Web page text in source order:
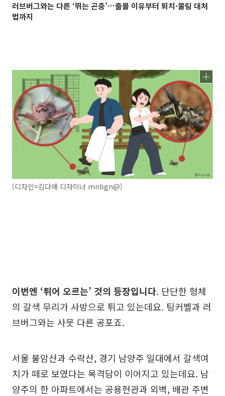
러브버그와는 다른 ‘뛰는 곤충’…출몰 이유부터 퇴치·물림 대처
법까지
(디자인=김다애 디자이너 mnbgn@)
이번엔 ‘튀어 오르는’ 것의 등장입니다. 단단한 형체
의 갈색 무리가 사방으로 튀고 있는데요. 팅커벨과 러
브버그와는 사뭇 다른 공포죠.
서울 불암산과 수락산, 경기 남양주 일대에서 갈색여
치가 떼로 보였다는 목격담이 이어지고 있는데요. 남
양주의 한 아파트에서는 공용현관과 외벽, 배관 주변